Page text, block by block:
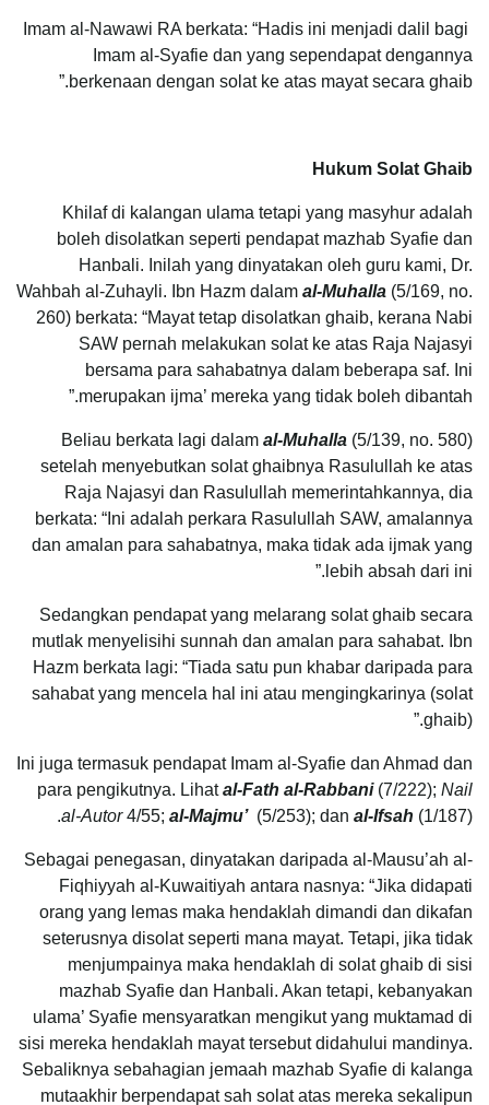
Imam al-Nawawi RA berkata: “Hadis ini menjadi dalil bagi
Imam al-Syafie dan yang sependapat dengannya
berkenaan dengan solat ke atas mayat secara ghaib.”
Hukum Solat Ghaib
Khilaf di kalangan ulama tetapi yang masyhur adalah
boleh disolatkan seperti pendapat mazhab Syafie dan
Hanbali. Inilah yang dinyatakan oleh guru kami, Dr.
Wahbah al-Zuhayli.
Ibn Hazm dalam al-Muhalla (5/169, no.
260) berkata: “Mayat tetap disolatkan ghaib, kerana Nabi
SAW pernah melakukan solat ke atas Raja Najasyi
bersama para sahabatnya dalam beberapa saf. Ini
merupakan ijma’ mereka yang tidak boleh dibantah.”
Beliau berkata lagi dalam al-Muhalla (5/139, no. 580)
setelah menyebutkan solat ghaibnya Rasulullah ke atas
Raja Najasyi dan Rasulullah memerintahkannya, dia
berkata: “Ini adalah perkara Rasulullah SAW, amalannya
dan amalan para sahabatnya, maka tidak ada ijmak yang
lebih absah dari ini.”
Sedangkan pendapat yang melarang solat ghaib secara
mutlak menyelisihi sunnah dan amalan para sahabat. Ibn
Hazm berkata lagi: “Tiada satu pun khabar daripada para
sahabat yang mencela hal ini atau mengingkarinya (solat
ghaib).”
Ini juga termasuk pendapat Imam al-Syafie dan Ahmad dan
para pengikutnya. Lihatal-Fath al-Rabbani(7/222); Nail
al-Autor4/55; al-Majmu’(5/253); dan al-Ifsah (1/187).
Sebagai penegasan, dinyatakan daripada al-Mausu’ah al-
Fiqhiyyah al-Kuwaitiyah antara nasnya: “Jika didapati
orang yang lemas maka hendaklah dimandi dan dikafan
seterusnya disolat seperti mana mayat. Tetapi, jika tidak
menjumpainya maka hendaklah di solat ghaib di sisi
mazhab Syafie dan Hanbali. Akan tetapi, kebanyakan
ulama’ Syafie mensyaratkan mengikut yang muktamad di
sisi mereka hendaklah mayat tersebut didahului mandinya.
Sebaliknya sebahagian jemaah mazhab Syafie di kalanga
mutaakhir berpendapat sah solat atas mereka sekalipun